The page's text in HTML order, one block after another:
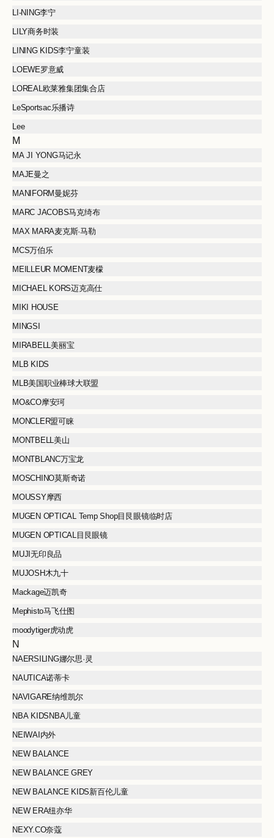
LI-NING李宁
LILY商务时装
LINING KIDS李宁童装
LOEWE罗意威
LOREAL欧莱雅集团集合店
LeSportsac乐播诗
Lee
M
MA JI YONG马记永
MAJE曼之
MANIFORM曼妮芬
MARC JACOBS马克绮布
MAX MARA麦克斯·马勒
MCS万伯乐
MEILLEUR MOMENT麦檬
MICHAEL KORS迈克高仕
MIKI HOUSE
MINGSI
MIRABELL美丽宝
MLB KIDS
MLB美国职业棒球大联盟
MO&CO摩安珂
MONCLER盟可睐
MONTBELL美山
MONTBLANC万宝龙
MOSCHINO莫斯奇诺
MOUSSY摩西
MUGEN OPTICAL Temp Shop目艮眼镜临时店
MUGEN OPTICAL目艮眼镜
MUJI无印良品
MUJOSH木九十
Mackage迈凯奇
Mephisto马飞仕图
moodytiger虎动虎
N
NAERSILING娜尔思·灵
NAUTICA诺蒂卡
NAVIGARE纳维凯尔
NBA KIDSNBA儿童
NEIWAI内外
NEW BALANCE
NEW BALANCE GREY
NEW BALANCE KIDS新百伦儿童
NEW ERA纽亦华
NEXY.CO奈蔻